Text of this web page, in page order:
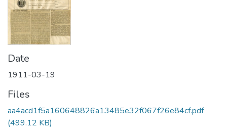
Date
1911-03-19
Files
aa4acd1f5a160648826a13485e32f067f26e84cf.pdf
(499.12 KB)